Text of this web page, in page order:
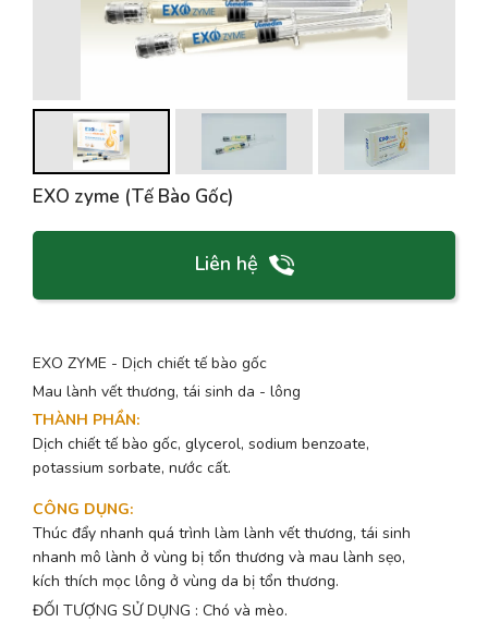
EXO zyme (Tế Bào Gốc)
Liên hệ
EXO ZYME - Dịch chiết tế bào gốc
Mau lành vết thương, tái sinh da - lông
THÀNH PHẦN:
Dịch chiết tế bào gốc, glycerol, sodium benzoate,
potassium sorbate, nước cất.
CÔNG DỤNG:
Thúc đẩy nhanh quá trình làm lành vết thương, tái sinh
nhanh mô lành ở vùng bị tổn thương và mau lành sẹo,
kích thích mọc lông ở vùng da bị tổn thương.
ĐỐI TƯỢNG SỬ DỤNG : Chó và mèo.